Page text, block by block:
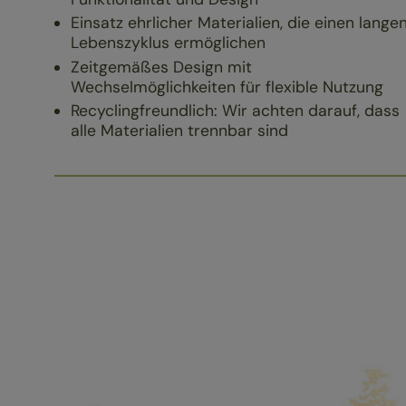
Einsatz ehrlicher Materialien, die einen
Lebenszyklus ermöglichen
Zeitgemäßes Design mit
Wechselmöglichkeiten für flexible Nutzung
Recyclingfreundlich: Wir achten darauf, dass
alle Materialien trennbar sind